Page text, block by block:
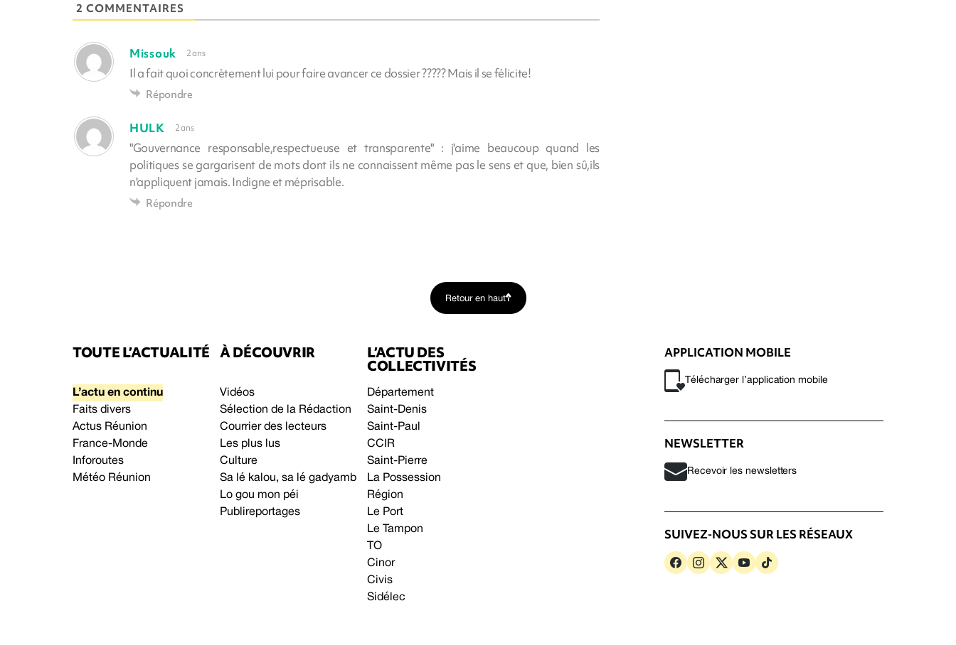
2 COMMENTAIRES
Missouk 2 ans
Il a fait quoi concrètement lui pour faire avancer ce dossier ????? Mais il se félicite!
Répondre
HULK 2 ans
"Gouvernance responsable,respectueuse et transparente" : j'aime beaucoup quand les
politiques se gargarisent de mots dont ils ne connaissent même pas le sens et que, bien sû,ils
n'appliquent jamais. Indigne et méprisable.
Répondre
Retour en haut
TOUTE L’ACTUALITÉ
L’actu en continu
Faits divers
Actus Réunion
France-Monde
Inforoutes
Météo Réunion
À DÉCOUVRIR
Vidéos
Sélection de la Rédaction
Courrier des lecteurs
Les plus lus
Culture
Sa lé kalou, sa lé gadyamb
Lo gou mon péi
Publireportages
L’ACTU DES
COLLECTIVITÉS
Département
Saint-Denis
Saint-Paul
CCIR
Saint-Pierre
La Possession
Région
Le Port
Le Tampon
TO
Cinor
Civis
Sidélec
APPLICATION MOBILE
Télécharger l’application mobile
NEWSLETTER
Recevoir les newsletters
SUIVEZ-NOUS SUR LES RÉSEAUX